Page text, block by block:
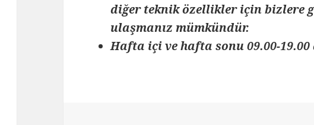
diğer teknik özellikler için bizlere
ulaşmanız mümkündür.
Hafta içi ve hafta sonu 09.00-